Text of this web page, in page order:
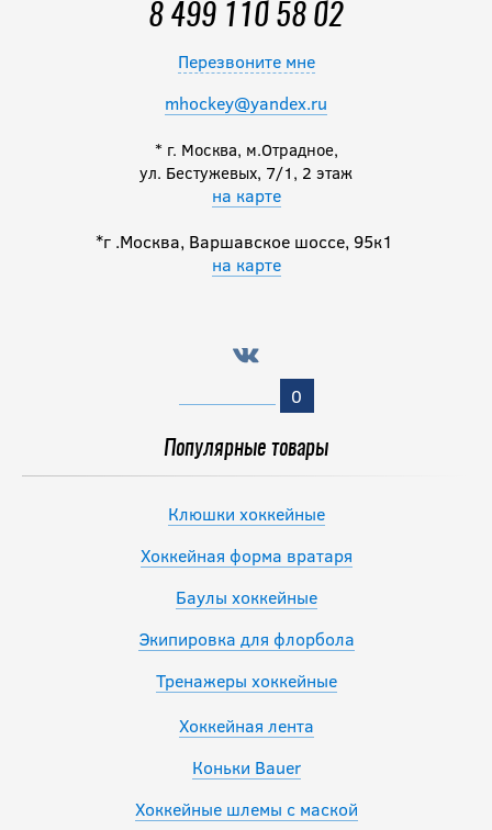
8 499 110 58 02
Перезвоните мне
mhockey@yandex.ru
* г. Москва, м.Отрадное,
ул. Бестужевых, 7/1, 2 этаж
на карте
*г .Москва, Варшавское шоссе, 95к1
на карте
0
Популярные товары
Клюшки хоккейные
Хоккейная форма вратаря
Баулы хоккейные
Экипировка для флорбола
Тренажеры хоккейные
Хоккейная лента
Коньки Bauer
Хоккейные шлемы с маской